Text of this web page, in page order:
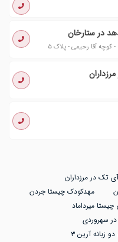
در ستارخان
کوچه آقا رحیمی - پلاک ۵
تک در مرزداران
مهدکودک چیستا جردن
میرداماد
سهروردی
آرین ۳